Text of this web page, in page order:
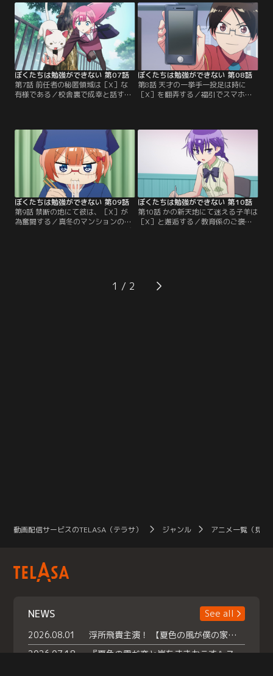
い。成幸と文乃たちの楽しそうな様
子を見て不機嫌になり、ついには一
方的にキレて合宿所を飛び出してし
まった！夕方、理珠がいないことを
紗和子から聞いた成幸は、理珠を探
しに外へ。【提供：バンダイチャン
ネル】
アの前では、心配した文乃が聞き耳
を立てていた。聞こえてきた「不純
異性交遊」という言葉を頼りに、文
乃たちは入れ替わり立ち替わり成幸
の弁護をするが…。【提供：バンダ
イチャンネル】
ぼくたちは勉強ができない 第07話
第7話 前任者の秘匿領域は［X］な
有様である／校舎裏で成幸と話す
な理珠を怒らせてしまったと慌てる
文乃。文乃はさっきのハグをチャラ
にしようと…？放課後、猫を助けて
ケガをした真冬を送るため、成幸は
彼女の部屋を訪れることに。【提
供：バンダイチャンネル】
ぼくたちは勉強ができない 第08話
第8話 天才の一挙手一投足は時に
［X］を翻弄する／福引でスマホを
強が効果的であることを知り、さっ
そく実践することに。邪魔が入らず
防水スマホで調べものも楽！お風呂
での勉強がすっかり気に入った成
幸。【提供：バンダイチャンネル】
ぼくたちは勉強ができない 第09話
第9話 禁断の地にて彼は、［X］が
為奮闘する／真冬のマンションの前
を通りかかった成幸は、彼女に呼び
るまでと引き留められる成幸だが、
そこに出前で理珠が訪れた！【提
ぼくたちは勉強ができない 第10話
第10話 かの新天地にて迷える子羊は
［X］と邂逅する／教育係のご褒美
た成幸は店の呼び込みに引っ張られ
てメイド喫茶に入ってしまう。慌て
1
動画配信サービスのTELASA（テラサ） ジャンル アニメ一覧（見放
NEWS
See all
2026.08.01
浮所飛貴主演！ 【夏色の風が僕の家にやってきた】 本日よりテラサで独占配信スタート！
2026.07.18
『夏色の雲が恋と嵐をまきおこす』スペシャルメイキング 【Part1】2026年７月18日（土）23時30分～配信スタート！話題のシーンの裏側を大公開！豪華キャスト大集合！ 『武宮家 真夏の家族会議』開催！